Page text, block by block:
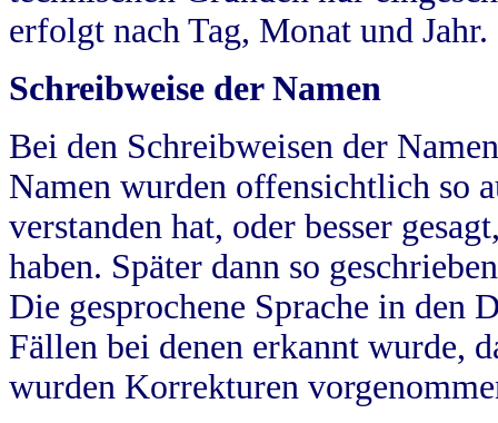
erfolgt nach Tag, Monat und Jahr.
Schreibweise der Namen
Bei den Schreibweisen der
Namen wurden offensichtlich so
verstanden hat, oder besser
haben. Später dann so
Die gesprochene Sprache in
Fällen bei denen erkannt wurde,
wurden Korrekturen